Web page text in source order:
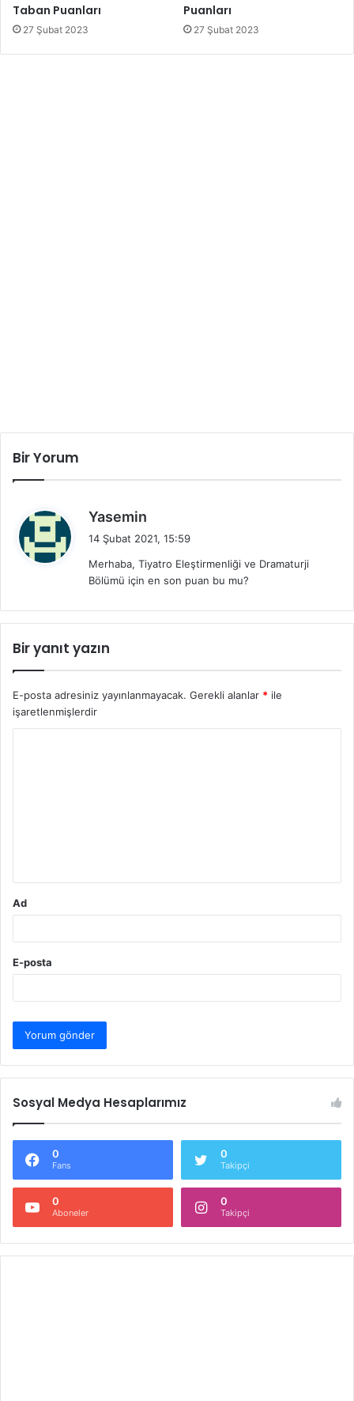
Taban Puanları
27 Şubat 2023
Puanları
27 Şubat 2023
Bir Yorum
Yasemin
i
k
:
14 Şubat 2021, 15:59
Merhaba, Tiyatro Eleştirmenliği ve Dramaturji
Bölümü için en son puan bu mu?
Bir yanıt yazın
E-posta adresiniz yayınlanmayacak. Gerekli alanlar * ile
işaretlenmişlerdir
Ad
E-posta
Sosyal Medya Hesaplarımız
0
Fans
0
Takipçi
0
Aboneler
0
Takipçi